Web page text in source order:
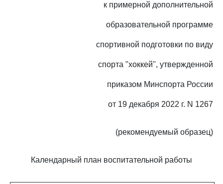
к примерной дополнительной
образовательной программе
спортивной подготовки по виду
спорта "хоккей", утвержденной
приказом Минспорта России
от 19 декабря 2022 г. N 1267
(рекомендуемый образец)
Календарный план воспитательной работы